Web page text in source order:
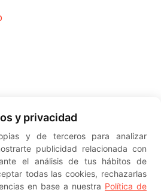
ElSevillista.es - Información sobre
Sevilla Femenino y su Cantera
y privacidad
y de terceros para analizar
publicidad relacionada con
el análisis de tus hábitos de
todas las cookies, rechazarlas
en base a nuestra Política de